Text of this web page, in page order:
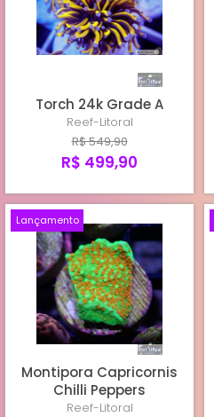
TORCHS CULTIVO REEF-LITORAL
HAMMERS
Torch 24k Grade A
Reef-Litoral
R$ 549,90
R$ 499,90
Lançamento
Montipora Capricornis
Chilli Peppers
Reef-Litoral